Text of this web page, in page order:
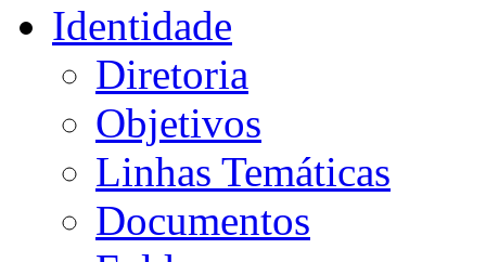
Identidade
Diretoria
Objetivos
Linhas Temáticas
Documentos